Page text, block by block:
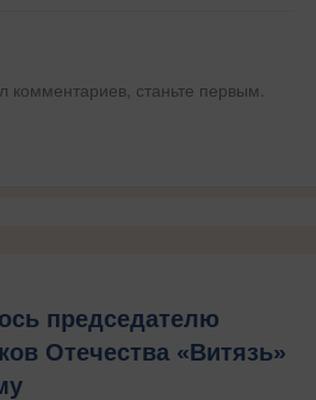
комментариев, станьте первым.
председателю
Отечества «Витязь»